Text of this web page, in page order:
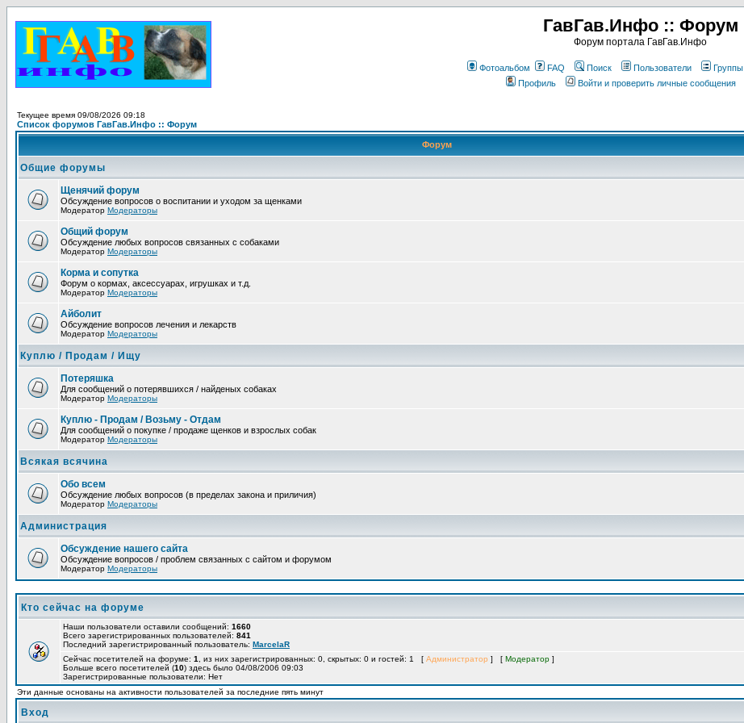
ГавГав.Инфо :: Форум
Форум портала ГавГав.Инфо
Фотоальбом FAQ Поиск Пользователи Группы
Профиль
Войти и проверить личные сообщения
Текущее время 09/08/2026 09:18
Список форумов ГавГав.Инфо :: Форум
Форум
Общие форумы
Щенячий форум
Обсуждение вопросов о воспитании и уходом за щенками
Модератор Модераторы
Общий форум
Обсуждение любых вопросов связанных с собаками
Модератор Модераторы
Корма и сопутка
Форум о кормах, аксессуарах, игрушках и т.д.
Модератор Модераторы
Айболит
Обсуждение вопросов лечения и лекарств
Модератор Модераторы
Куплю / Продам / Ищу
Потеряшка
Для сообщений о потерявшихся / найденых собаках
Модератор Модераторы
Куплю - Продам / Возьму - Отдам
Для сообщений о покупке / продаже щенков и взрослых собак
Модератор Модераторы
Всякая всячина
Обо всем
Обсуждение любых вопросов (в пределах закона и приличия)
Модератор Модераторы
Администрация
Обсуждение нашего сайта
Обсуждение вопросов / проблем связанных с сайтом и форумом
Модератор Модераторы
Кто сейчас на форуме
Наши пользователи оставили сообщений: 1660
Всего зарегистрированных пользователей: 841
Последний зарегистрированный пользователь: MarcelaR
Сейчас посетителей на форуме: 1 , из них зарегистрированных: 0, скрытых: 0 и гостей: 1 [ Администратор ] [ Модератор ]
Больше всего посетителей (10) здесь было 04/08/2006 09:03
Зарегистрированные пользователи: Нет
Эти данные основаны на активности пользователей за последние пять минут
Вход